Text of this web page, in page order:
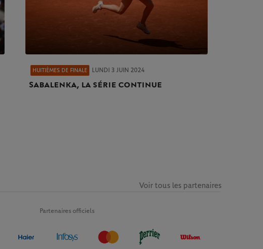
HUITIÈMES DE FINALE LUNDI 3 JUIN 2024
Sabalenka, la série continue
Partenaires officiels
Voir tous les partenaires